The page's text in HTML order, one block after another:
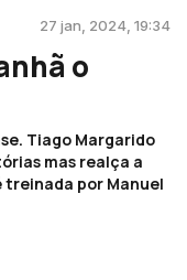
27 jan, 2024, 19:34
o
Tiago Margarido
mas realça a
treinada por Manuel